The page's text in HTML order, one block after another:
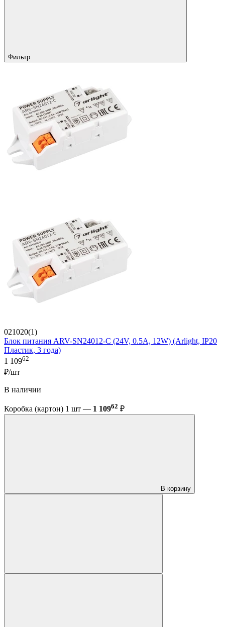
Фильтр
021020(1)
Блок питания ARV-SN24012-C (24V, 0.5A, 12W) (Arlight, IP20
Пластик, 3 года)
1 10962
₽/шт
В наличии
Коробка (картон) 1 шт — 1 10962 ₽
В корзину